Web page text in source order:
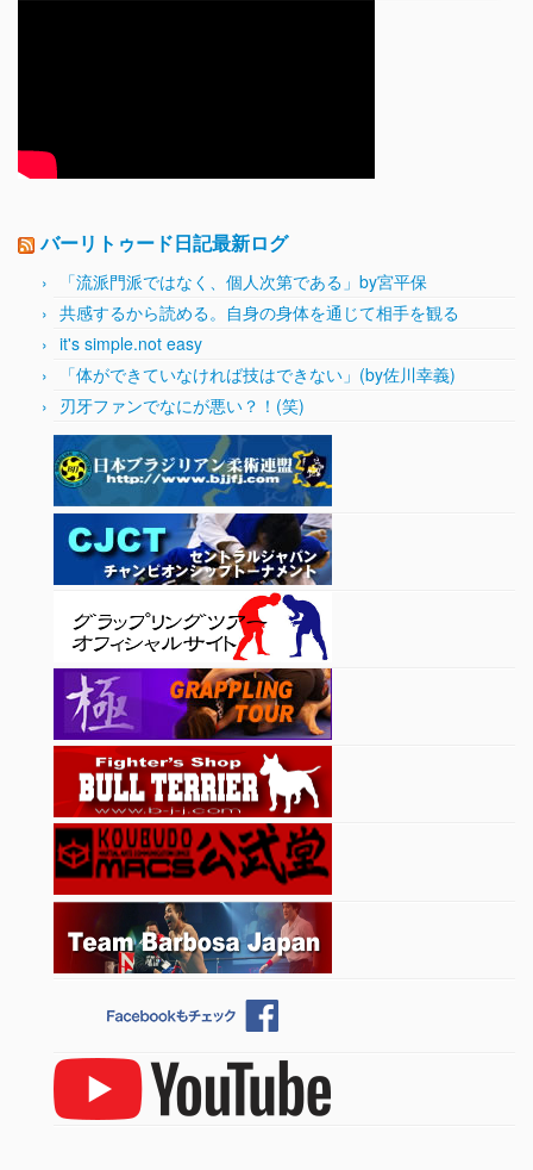
バーリトゥード日記最新ログ
「流派門派ではなく、個人次第である」by宮平保
共感するから読める。自身の身体を通じて相手を観る
it's simple.not easy
「体ができていなければ技はできない」(by佐川幸義)
刃牙ファンでなにが悪い？！(笑)